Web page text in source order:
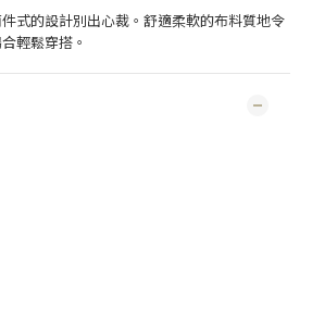
式的設計別出心裁。舒適柔軟的布料質地令
輕鬆穿搭。